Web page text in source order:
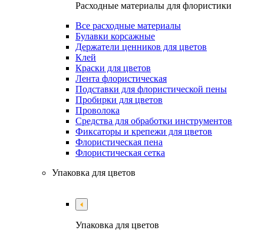
Расходные материалы для флористики
Все расходные материалы
Булавки корсажные
Держатели ценников для цветов
Клей
Краски для цветов
Лента флористическая
Подставки для флористической пены
Пробирки для цветов
Проволока
Средства для обработки инструментов
Фиксаторы и крепежи для цветов
Флористическая пена
Флористическая сетка
Упаковка для цветов
Упаковка для цветов